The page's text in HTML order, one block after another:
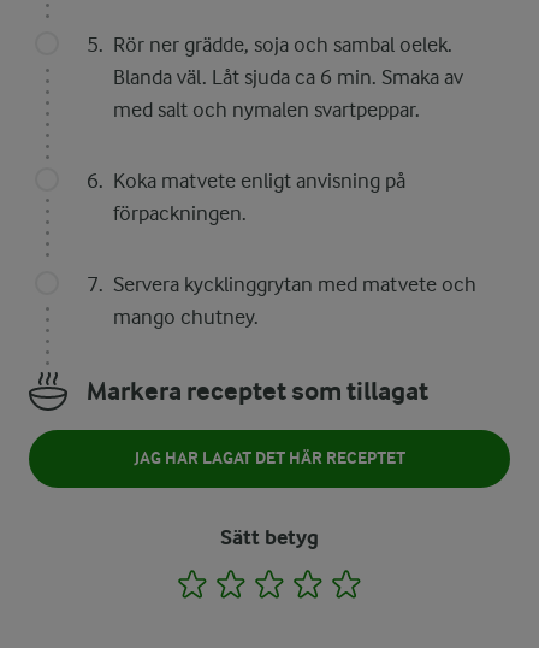
Rör ner grädde, soja och sambal oelek.
Blanda väl. Låt sjuda ca 6 min. Smaka av
med salt och nymalen svartpeppar.
Koka matvete enligt anvisning på
förpackningen.
Servera kycklinggrytan med matvete och
mango chutney.
Markera receptet som tillagat
JAG HAR LAGAT DET HÄR RECEPTET
Sätt betyg
1 2 3 4